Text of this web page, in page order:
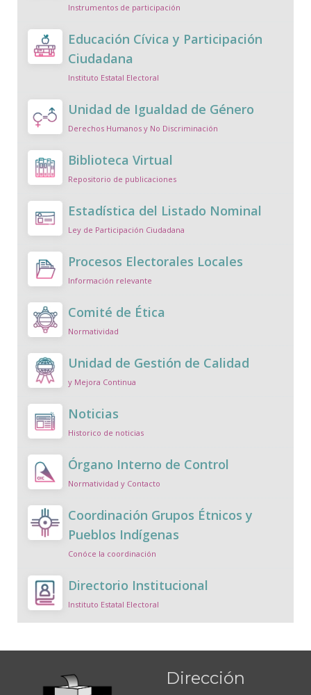
Instrumentos de participación
Educación Cívica y Participación
Ciudadana
Instituto Estatal Electoral
Unidad de Igualdad de Género
Derechos Humanos y No Discriminación
Biblioteca Virtual
Repositorio de publicaciones
Estadística del Listado Nominal
Ley de Participación Ciudadana
Procesos Electorales Locales
Información relevante
Comité de Ética
Normatividad
Unidad de Gestión de Calidad
y Mejora Continua
Noticias
Historico de noticias
Órgano Interno de Control
Normatividad y Contacto
Coordinación Grupos Étnicos y
Pueblos Indígenas
Conóce la coordinación
Directorio Institucional
Instituto Estatal Electoral
Dirección